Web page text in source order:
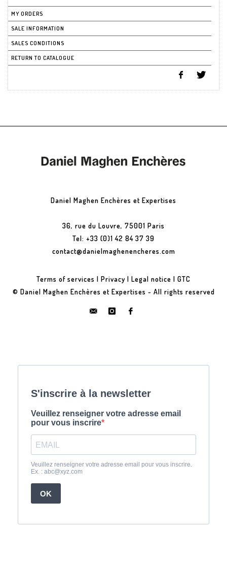
MY ORDERS
SALE INFORMATION
SALES CONDITIONS
RETURN TO CATALOGUE
Daniel Maghen Enchères et Expertises
36, rue du Louvre, 75001 Paris
Tel: +33 (0)1 42 84 37 39
contact@danielmaghenencheres.com
Terms of services | Privacy | Legal notice | GTC
© Daniel Maghen Enchères et Expertises - All rights reserved